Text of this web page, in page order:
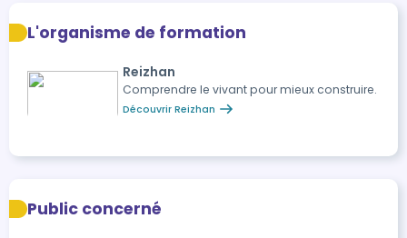
microfaune terrestre, réalisation d'andains de bois,
réalisation d'une haie de Benjes.
L'organisme de formation
Reizhan
Comprendre le vivant pour mieux construire.
Découvrir Reizhan
Public concerné